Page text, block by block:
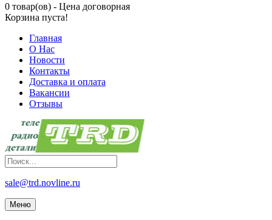
0 товар(ов) - Цена договорная
Корзина пуста!
Главная
О Нас
Новости
Контакты
Доставка и оплата
Вакансии
Отзывы
sale@trd.novline.ru
Меню